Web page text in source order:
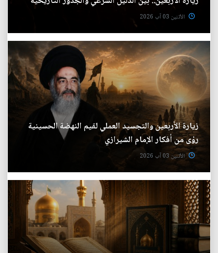
الأثنين 03 آب 2026
زيارة الأربعين والتجسيد العملي لقيم النهضة الحسينية
رؤى من أفكار الإمام الشيرازي
الأثنين 03 آب 2026